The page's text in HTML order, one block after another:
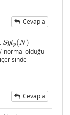
Cevapla
Sylp (N)
Sylp(N)
normal olduğu
Cevapla